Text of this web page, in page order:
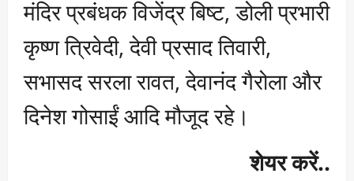
मंदिर प्रबंधक विजेंद्र बिष्ट, डोली प्रभारी
कृष्ण त्रिवेदी, देवी प्रसाद तिवारी,
सभासद सरला रावत, देवानंद गैरोला और
दिनेश गोसाईं आदि मौजूद रहे।
शेयर करें..